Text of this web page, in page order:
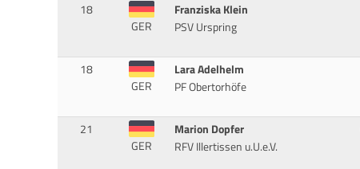
18
GER
Franziska Klein
PSV Urspring
18
GER
Lara Adelhelm
PF Obertorhöfe
21
GER
Marion Dopfer
RFV Illertissen u.U.e.V.